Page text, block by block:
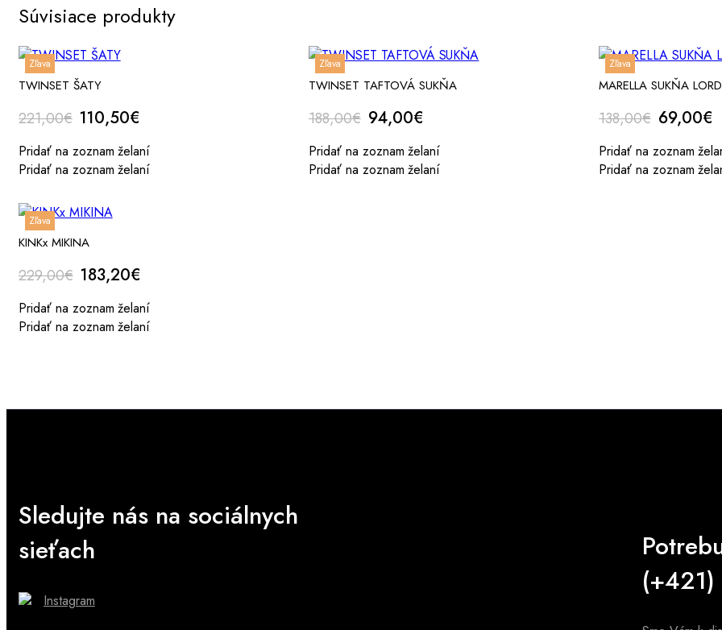
Súvisiace produkty
TWINSET ŠATY
221,00€ Original
was:
110,50€Current
price
is:
Zľava
Pridať na zoznam želaní
Pridať na zoznam želaní
TWINSET TAFTOVÁ SUKŇA
188,00€ Original
was:
94,00€Current
price
is:
Zľava
Pridať na zoznam želaní
Pridať na zoznam želaní
MARELLA SUKŇA LORD
138,00€ Original
was:
69,00€
Zľava
Pridať na zoznam
Pridať na zoznam
KINKx MIKINA
229,00€ Original
was:
183,20€Current
price
is:
Zľava
Pridať na zoznam želaní
Pridať na zoznam želaní
Sledujte nás na sociálnych
sieťach
Instagram